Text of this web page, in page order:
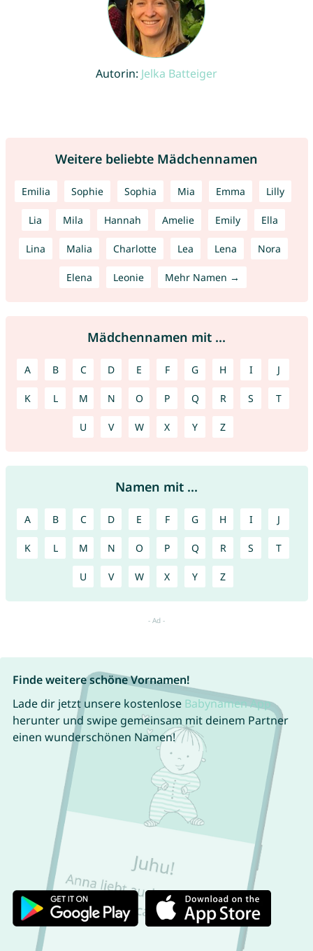
Autorin: Jelka Batteiger
Weitere beliebte Mädchennamen
Emilia Sophie Sophia Mia Emma Lilly
Lia Mila Hannah Amelie Emily Ella
Lina Malia Charlotte Lea Lena Nora
Elena Leonie Mehr Namen →
Mädchennamen mit ...
A B C D E F G H I J
K L M N O P Q R S T
U V W X Y Z
Namen mit ...
A B C D E F G H I J
K L M N O P Q R S T
U V W X Y Z
Finde weitere schöne Vornamen!
Lade dir jetzt unsere kostenlose Babynamen App
herunter und swipe gemeinsam mit deinem Partner
einen wunderschönen Namen!